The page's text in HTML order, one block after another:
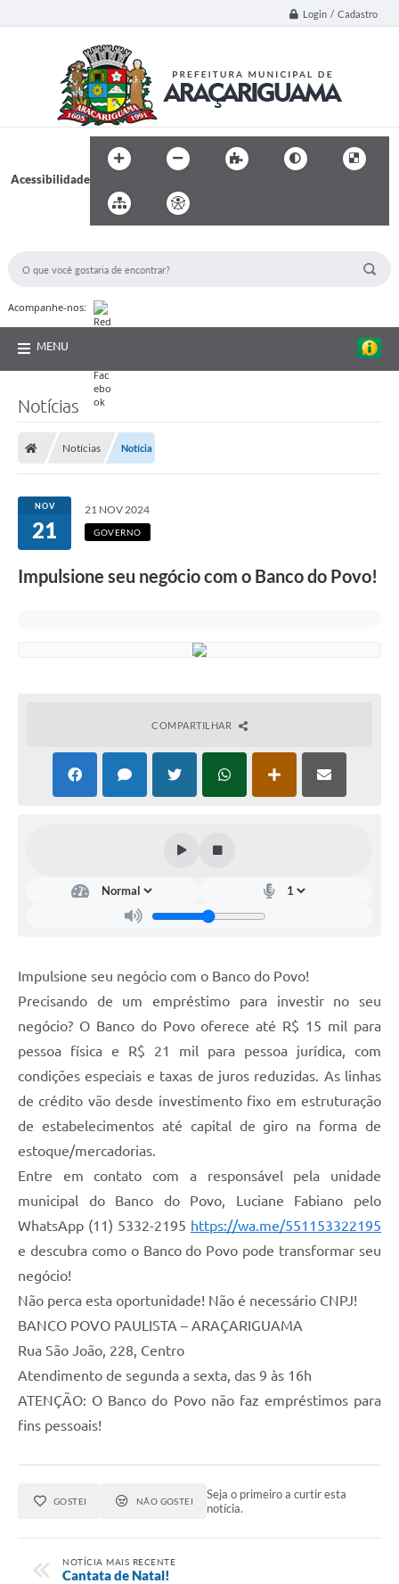
Login / Cadastro
Acessibilidade
Acompanhe-nos:
MENU
Notícias
Notícias Notícia
NOV
21
21 NOV 2024
GOVERNO
Impulsione seu negócio com o Banco do Povo!
COMPARTILHAR
Impulsione seu negócio com o Banco do Povo!
Precisando de um empréstimo para investir no seu
negócio? O Banco do Povo oferece até R$ 15 mil para
pessoa física e R$ 21 mil para pessoa jurídica, com
condições especiais e taxas de juros reduzidas. As linhas
de crédito vão desde investimento fixo em estruturação
de estabelecimentos até capital de giro na forma de
estoque/mercadorias.
Entre em contato com a responsável pela unidade
municipal do Banco do Povo, Luciane Fabiano pelo
WhatsApp (11) 5332-2195 https://wa.me/551153322195
e descubra como o Banco do Povo pode transformar seu
negócio!
Não perca esta oportunidade! Não é necessário CNPJ!
BANCO POVO PAULISTA – ARAÇARIGUAMA
Rua São João, 228, Centro
Atendimento de segunda a sexta, das 9 às 16h
ATENÇÃO: O Banco do Povo não faz empréstimos para
fins pessoais!
GOSTEI NÃO GOSTEI
Seja o primeiro a curtir esta
notícia.
NOTÍCIA MAIS RECENTE
Cantata de Natal!